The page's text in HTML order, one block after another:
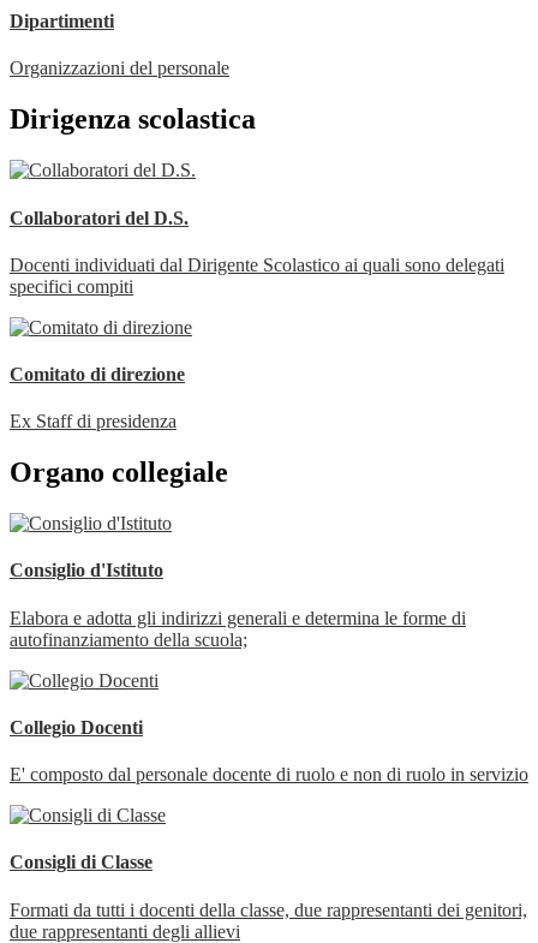
Dipartimenti
Organizzazioni del personale
Dirigenza scolastica
Collaboratori del D.S.
Docenti individuati dal Dirigente Scolastico ai quali sono delegati
specifici compiti
Comitato di direzione
Ex Staff di presidenza
Organo collegiale
Consiglio d'Istituto
Elabora e adotta gli indirizzi generali e determina le forme di
autofinanziamento della scuola;
Collegio Docenti
E' composto dal personale docente di ruolo e non di ruolo in servizio
Consigli di Classe
Formati da tutti i docenti della classe, due rappresentanti dei genitori,
due rappresentanti degli allievi